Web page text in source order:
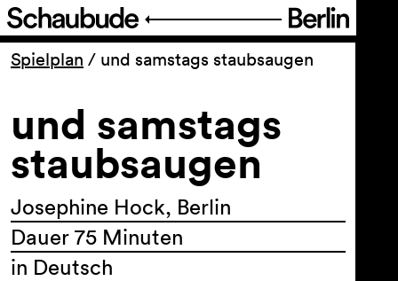
Programm
Ticket
Barrierefreiheit
Über uns
Spielplan / und samstags staubsaugen
und samstags
staubsaugen
Josephine Hock, Berlin
Dauer 75 Minuten
in Deutsch